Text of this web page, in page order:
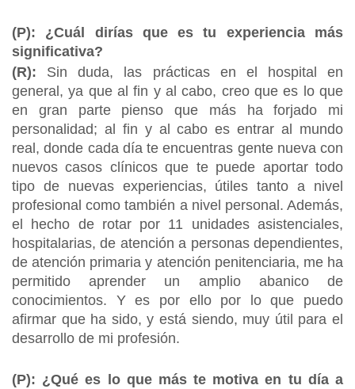
(P): ¿Cuál dirías que es tu experiencia más
significativa?
(R): Sin duda, las prácticas en el hospital en
general, ya que al fin y al cabo, creo que es lo que
en gran parte pienso que más ha forjado mi
personalidad; al fin y al cabo es entrar al mundo
real, donde cada día te encuentras gente nueva con
nuevos casos clínicos que te puede aportar todo
tipo de nuevas experiencias, útiles tanto a nivel
profesional como también a nivel personal. Además,
el hecho de rotar por 11 unidades asistenciales,
hospitalarias, de atención a personas dependientes,
de atención primaria y atención penitenciaria, me ha
permitido aprender un amplio abanico de
conocimientos. Y es por ello por lo que puedo
afirmar que ha sido, y está siendo, muy útil para el
desarrollo de mi profesión.
(P): ¿Qué es lo que más te motiva en tu día a